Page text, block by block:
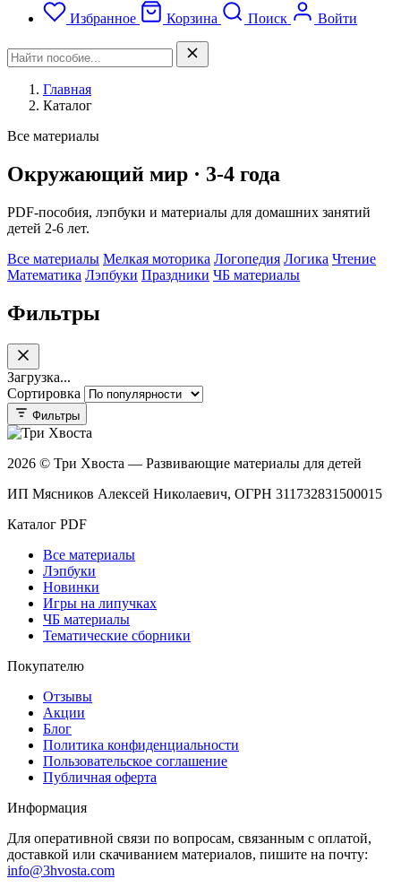
Избранное
Корзина Поиск Войти
Главная
Каталог
Все материалы
Окружающий мир · 3-4 года
PDF-пособия, лэпбуки и материалы для домашних занятий
детей 2-6 лет.
Все материалы Мелкая моторика Логопедия Логика Чтение
Математика Лэпбуки Праздники ЧБ материалы
Фильтры
Загрузка...
Сортировка
Фильтры
2026 © Три Хвоста — Развивающие материалы для детей
ИП Мясников Алексей Николаевич, ОГРН 311732831500015
Каталог PDF
Все материалы
Лэпбуки
Новинки
Игры на липучках
ЧБ материалы
Тематические сборники
Покупателю
Отзывы
Акции
Блог
Политика конфиденциальности
Пользовательское соглашение
Публичная оферта
Информация
Для оперативной связи по вопросам, связанным с оплатой,
доставкой или скачиванием материалов, пишите на почту:
info@3hvosta.com